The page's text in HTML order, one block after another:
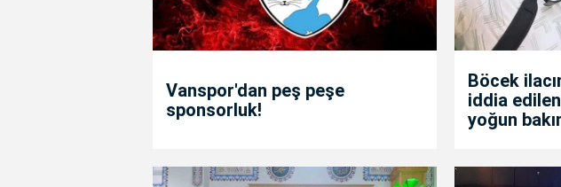
Vanspor'dan peş peşe
sponsorluk!
Böcek
iddia
yoğun